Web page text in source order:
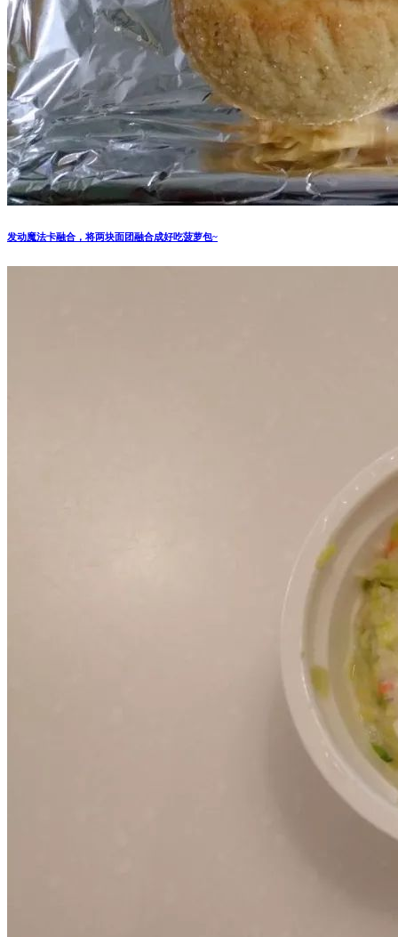
发动魔法卡融合，将两块面团融合成好吃菠萝包~